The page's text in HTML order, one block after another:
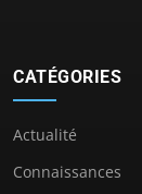
CATÉGORIES
Actualité
Connaissances